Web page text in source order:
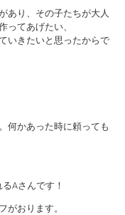
り、その子たちが大人
ってあげたい、
きたいと思ったからで
かあった時に頼っても
Aさんです！
がおります。